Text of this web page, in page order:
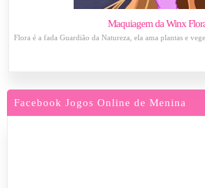
Maquiagem da Winx
Flora é a fada Guardião da Natureza, ela ama plantas e
Facebook Jogos Online de Menina